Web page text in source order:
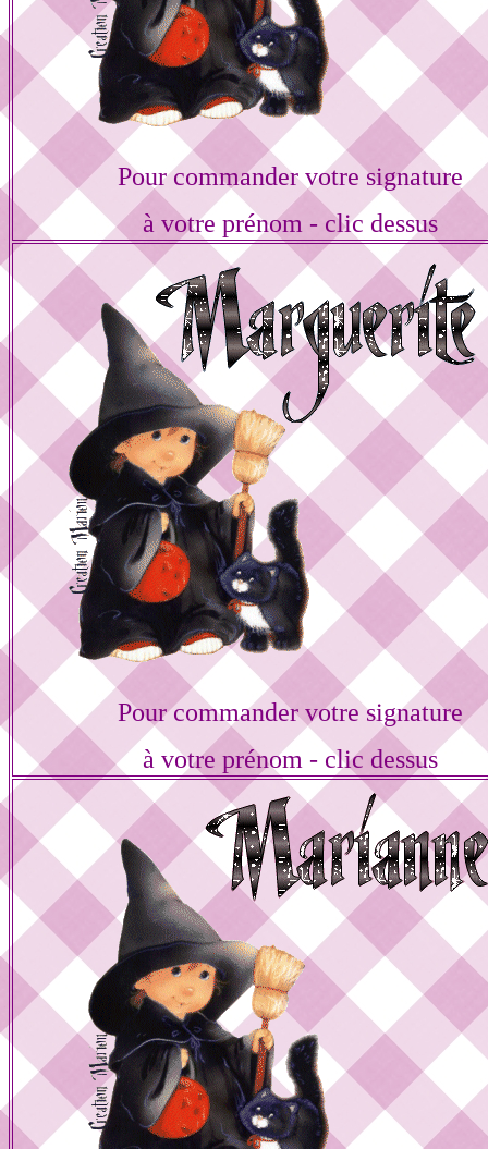
Pour commander votre signature
à votre prénom - clic dessus
Pour commander votre signature
à votre prénom - clic dessus